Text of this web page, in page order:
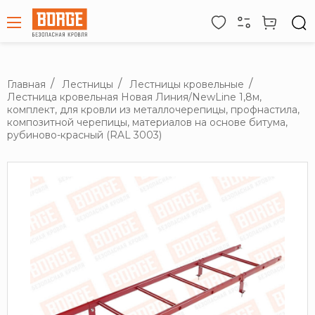
Главная Лестницы
Лестницы кровельные
Лестница кровельная Новая Линия/NewLine 1,8м,
комплект, для кровли из металлочерепицы, профнастила,
композитной черепицы, материалов на основе битума,
рубиново-красный (RAL 3003)